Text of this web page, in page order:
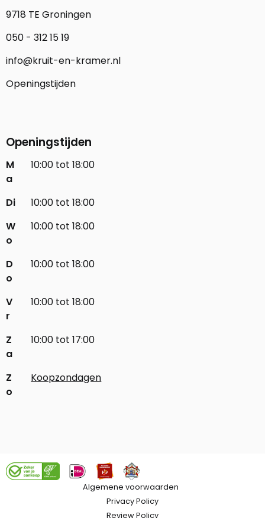
9718 TE Groningen
050 - 312 15 19
info@kruit-en-kramer.nl
Openingstijden
Openingstijden
M
a
10:00 tot 18:00
Di
10:00 tot 18:00
W
o
10:00 tot 18:00
D
o
10:00 tot 18:00
V
r
10:00 tot 18:00
Z
a
10:00 tot 17:00
Z
o
Koopzondagen
Algemene voorwaarden
Privacy Policy
Review Policy